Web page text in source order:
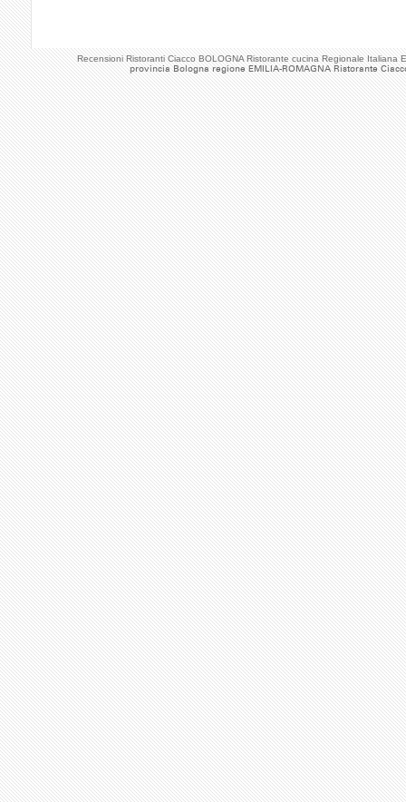
Recensioni Ristoranti Ciacco BOLOGNA Ristorante cucina Regionale Italiana
provincia Bologna regione EMILIA-ROMAGNA Ristorante